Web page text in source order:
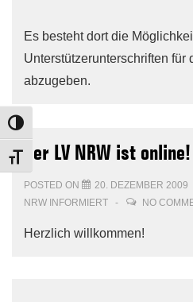
TOGGLE HIGH CONTRAST
TOGGLE FONT SIZE
Es besteht dort die
Unterstützerunterschriften für
abzugeben.
Der LV NRW ist online!
POSTED ON 20. DEZEMBER 2009
NRW INFORMIERT
NO
Herzlich willkommen!